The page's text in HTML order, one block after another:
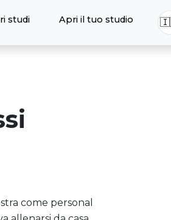
studi Apri il tuo studio
come personal